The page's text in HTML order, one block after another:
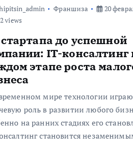
Франшиза
20
views
до успешной
IT-консалтинг
этапе роста
мире технологии
роль в развитии любого
на ранних стадиях его
становится